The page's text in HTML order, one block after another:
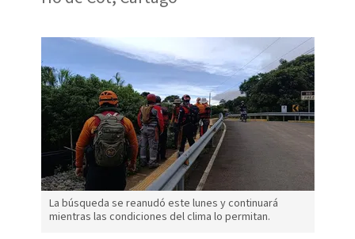
La búsqueda se reanudó este lunes y continuará
mientras las condiciones del clima lo permitan.